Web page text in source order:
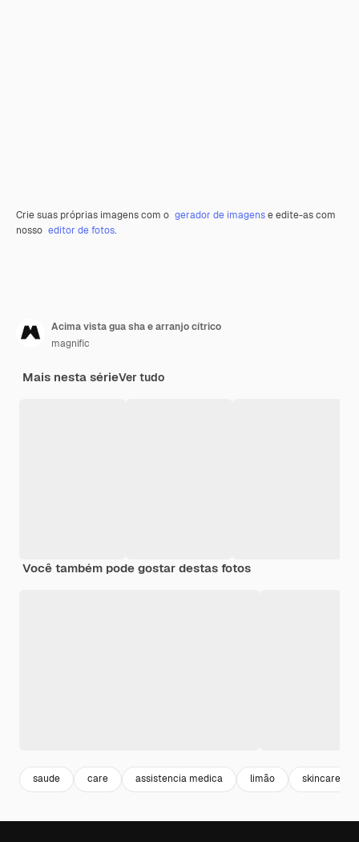
Crie suas próprias imagens com o gerador de imagense edite-as com
nosso editor de fotos.
Acima vista gua sha e arranjo cítrico
magnific
Mais nesta sérieVer tudo
Você também pode gostar destas fotos
saude care assistencia medica limão skincare